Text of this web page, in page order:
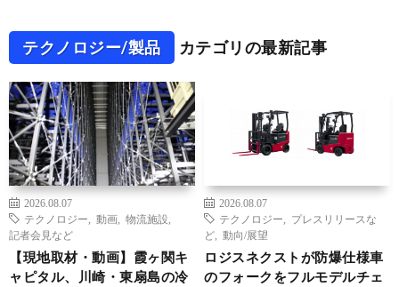
テクノロジー/製品 カテゴリの最新記事
2026.08.07
テクノロジー
動画 物流施設
記者会見など
【現地取材・動画】霞ヶ関キ
ャピタル、川崎・東扇島の冷
2026.08.07
テクノロジー
プレスリリースな
ど
動向/展望
ロジスネクストが防爆仕様車
のフォークをフルモデルチェ